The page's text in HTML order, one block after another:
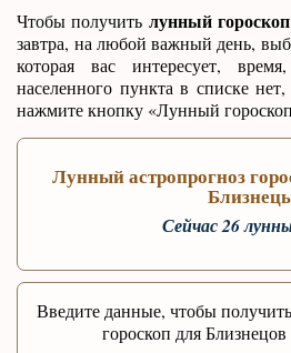
Чтобы получить лунный
завтра, на любой важный день,
которая вас интересует,
населенного пункта в списке
нажмите кнопку «Лунный
Лунный астропрогноз
Сейчас 26
Введите данные, чтобы
гороскоп для